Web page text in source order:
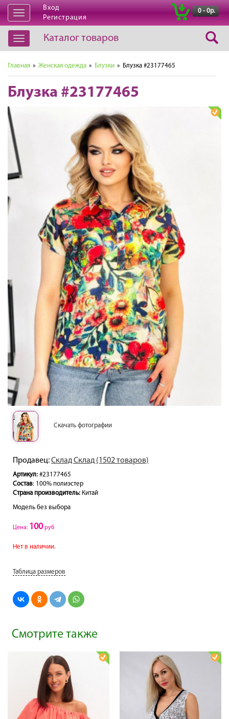
Открыть
навигацию
Вход
Регистрация
0 - 0р.
Открыть
навигацию
Каталог товаров
Главная » Женская одежда » Блузки » Блузка #23177465
Блузка #23177465
Скачать фотографии
Продавец:Склад Склад (1502 товаров)
Артикул: #23177465
Состав: 100% полиэстер
Страна производитель: Китай
Модель без выбора
Цена: 100руб
Нет в наличии.
Таблица размеров
Смотрите также